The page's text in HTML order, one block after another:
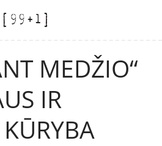
MEDŽIO“
IR